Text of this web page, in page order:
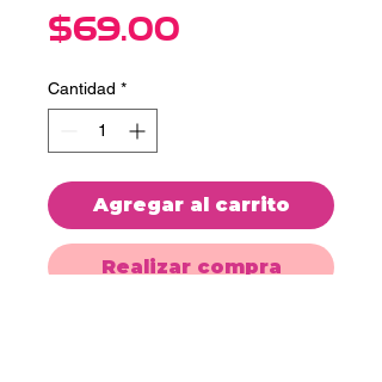
$69.00
Cantidad *
Agregar al carrito
Realizar compra